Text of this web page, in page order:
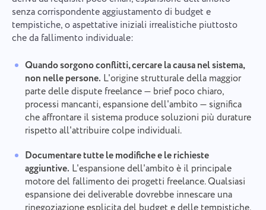
senza corrispondente aggiustamento di budget e
tempistiche, o aspettative iniziali irrealistiche piuttosto
che da fallimento individuale:
Quando sorgono conflitti, cercare la causa nel sistema,
non nelle persone. L'origine strutturale della maggior
parte delle dispute freelance — brief poco chiaro,
processi mancanti, espansione dell'ambito — significa
che affrontare il sistema produce soluzioni più durature
rispetto all'attribuire colpe individuali.
Documentare tutte le modifiche e le richieste
aggiuntive. L'espansione dell'ambito è il principale
motore del fallimento dei progetti freelance. Qualsiasi
espansione dei deliverable dovrebbe innescare una